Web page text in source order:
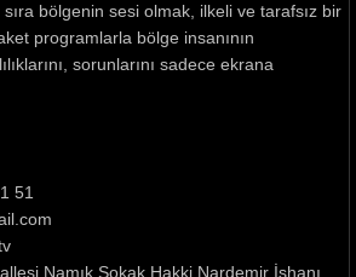
sıra bölgenin sesi olmak, ilkeli ve tarafsız bir
programlarla bölge insanının
sorunlarını sadece ekrana
51
Namık Sokak Hakki Nardemir İşhanı